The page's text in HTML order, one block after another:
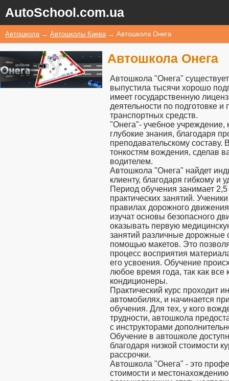
AutoSchool.com.ua
Автошкола → Автошколы Киева → Автошкола Онега
Автошкола Онега
Автошкола "Онега"
выпустила тысячи хорошо
имеет государственную
деятельности по подготовке
транспортных средств.
"Онега"- учебное учреждение,
глубокие знания, благодаря
преподавательскому составу.
тонкостям вождения, сделав
водителем.
Автошкола "Онега" найдет
клиенту, благодаря гибкому и
Период обучения занимает 2,5
практических занятий.
правилах дорожного
изучат основы безопасного
оказывать первую
занятий различные дорожные
помощью макетов. Это
процесс восприятия
его усвоения. Обучение
любое время года, так как
кондиционеры.
Практический курс проходит
автомобилях, и начинается
обучения. Для тех, у кого
трудности, автошкола
с инструкторами
Обучение в автошколе
благодаря низкой стоимости
рассрочки.
Автошкола "Онега" - это
стоимости и